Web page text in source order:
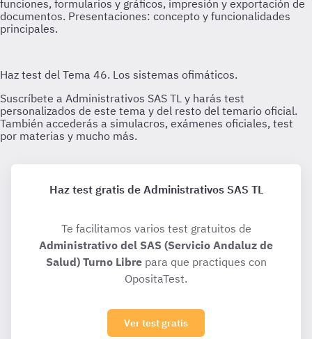
Haz test gratis de Administrativos SAS TL
Te facilitamos varios test gratuitos de
Administrativo del SAS (Servicio Andaluz de
Salud) Turno Librepara que practiques con
OpositaTest.
Ver test gratis